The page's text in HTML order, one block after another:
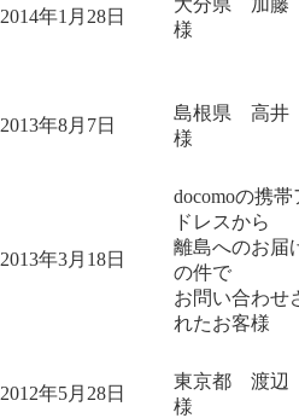
2014年1月28日
大分県 加
様
2013年8月7日
島根県 高
様
2013年3月18日
docomoの携帯
ドレスから
離島へのお届
の件で
お問い合わせ
れたお客様
2012年5月28日
東京都 渡
様